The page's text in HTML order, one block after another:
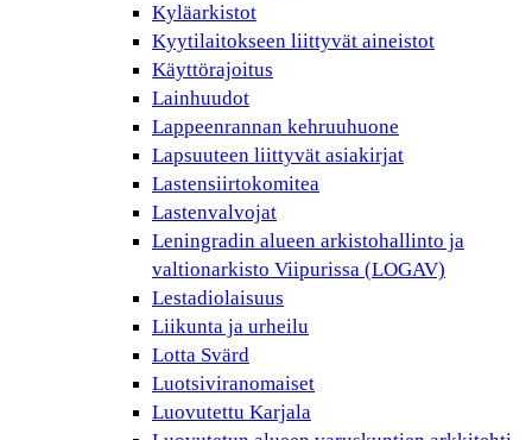
Kyläarkistot
Kyytilaitokseen liittyvät aineistot
Käyttörajoitus
Lainhuudot
Lappeenrannan kehruuhuone
Lapsuuteen liittyvät asiakirjat
Lastensiirtokomitea
Lastenvalvojat
Leningradin alueen arkistohallinto ja
valtionarkisto Viipurissa (LOGAV)
Lestadiolaisuus
Liikunta ja urheilu
Lotta Svärd
Luotsiviranomaiset
Luovutettu Karjala